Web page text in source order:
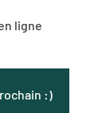
ligne
:)